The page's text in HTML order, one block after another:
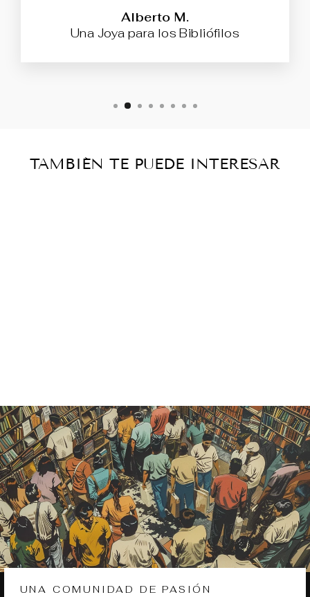
Alberto M.
Una Joya para los Bibliófilos
TAMBIÉN TE PUEDE INTERESAR
UNA COMUNIDAD DE PASIÓN